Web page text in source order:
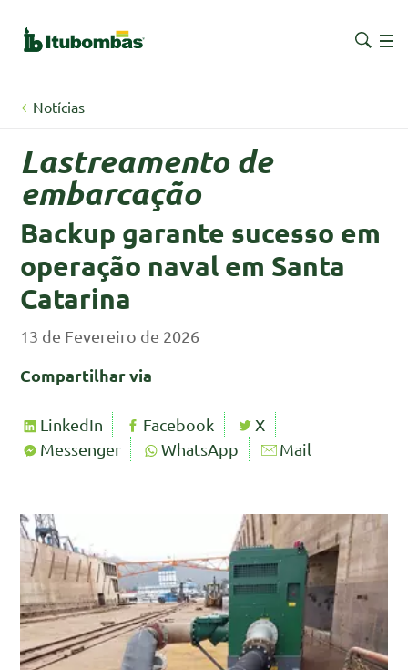
Notícias
Lastreamento de
embarcação
Backup garante sucesso em
operação naval em Santa
Catarina
13 de Fevereiro de 2026
Compartilhar via
LinkedIn Facebook
X
Messenger
WhatsApp Mail